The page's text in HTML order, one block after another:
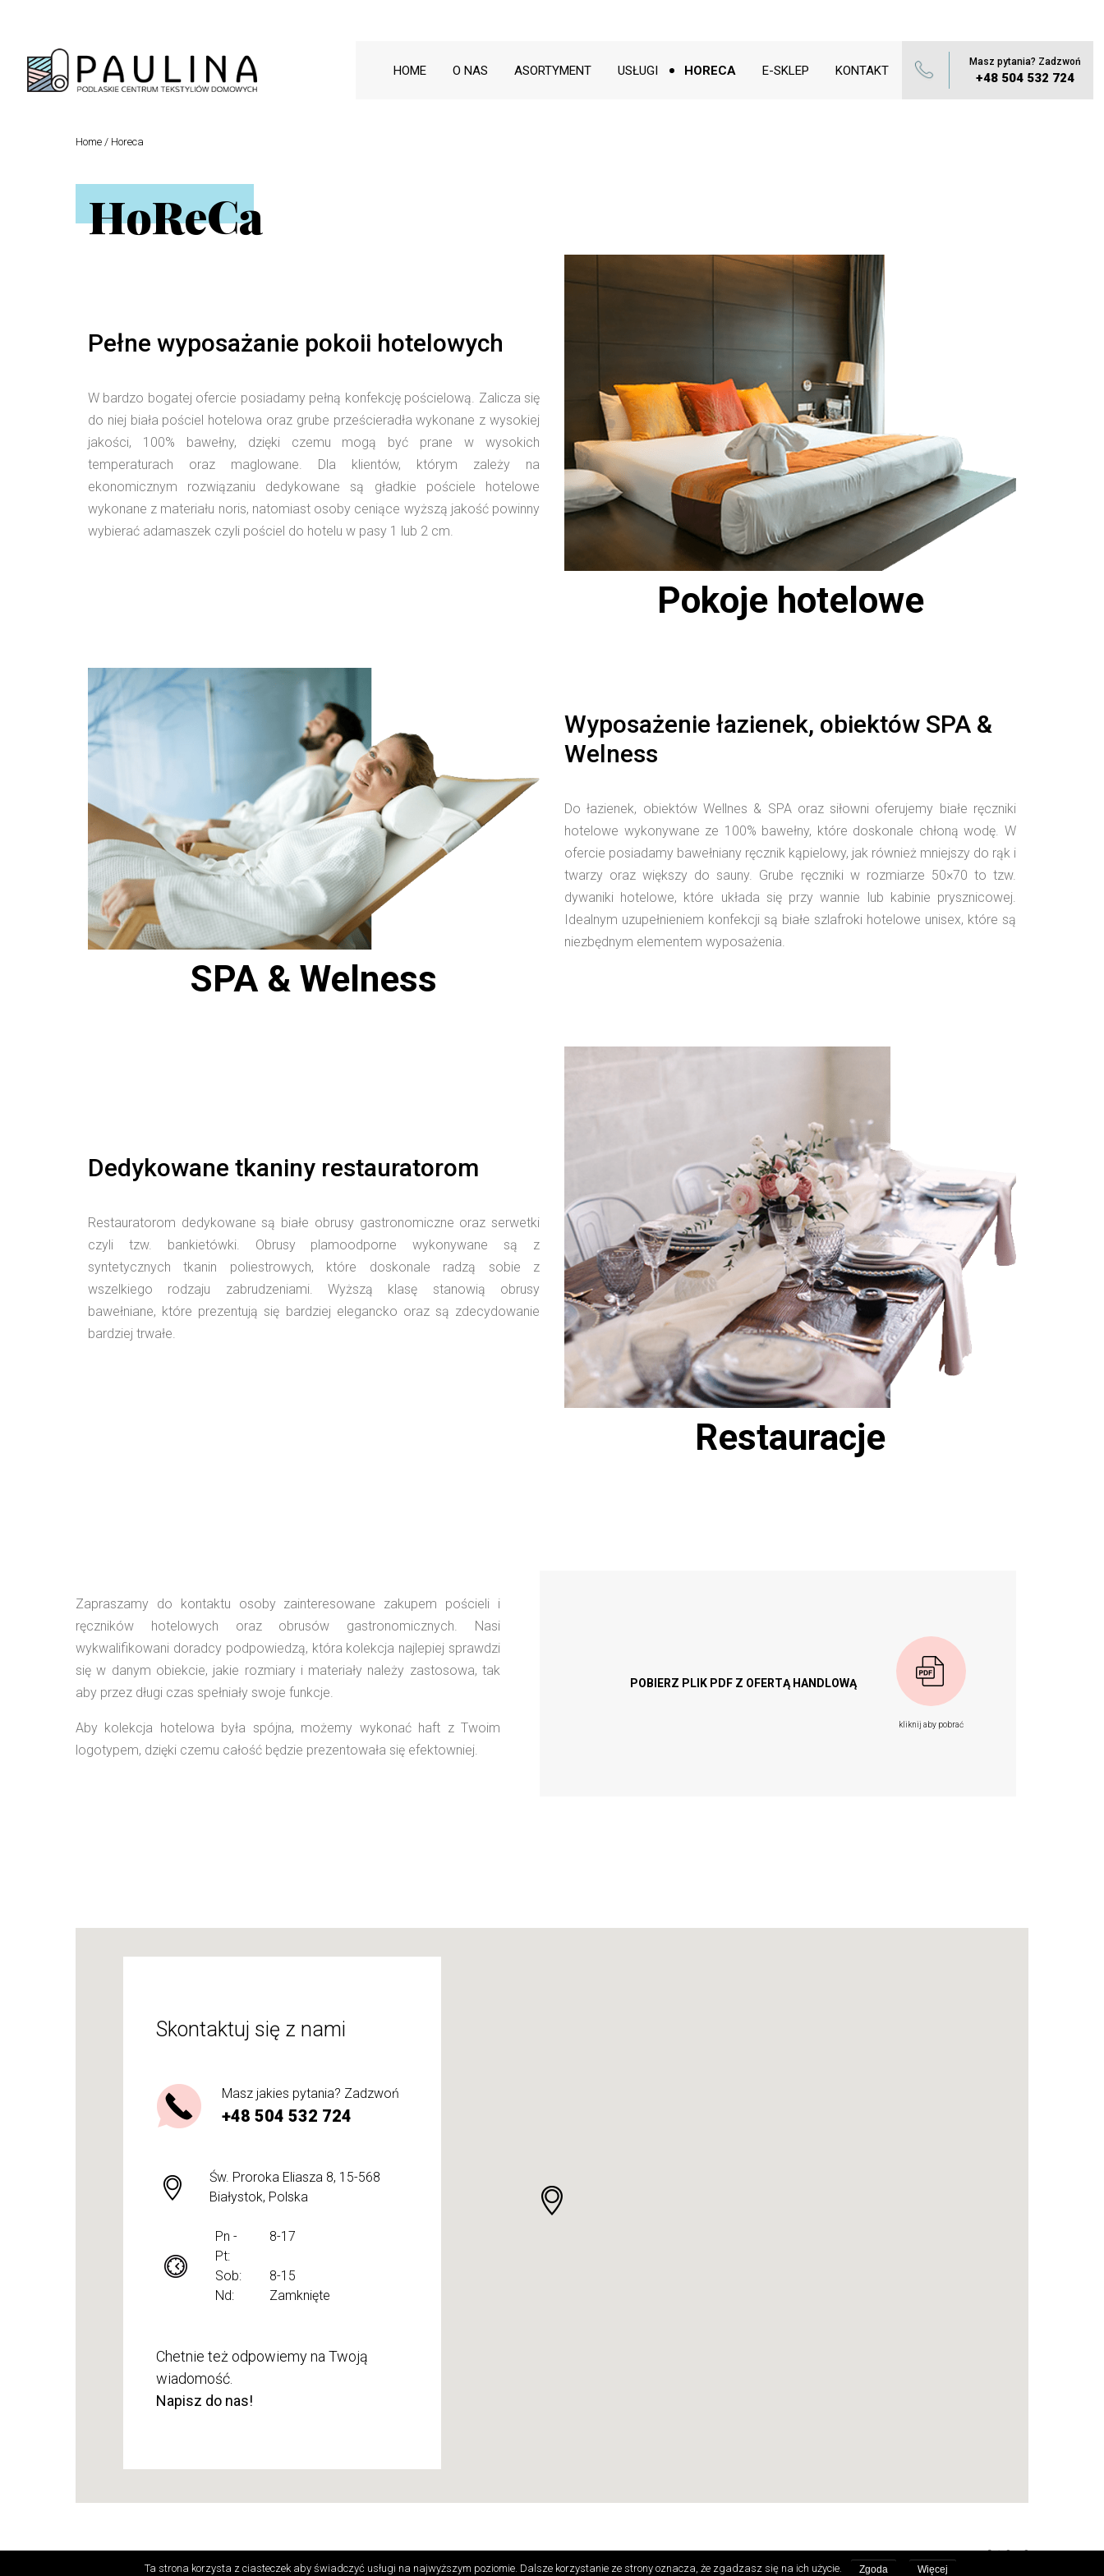
HOME O NAS ASORTYMENT USŁUGI HORECA E-SKLEP KONTAKT
Masz pytania? Zadzwoń
+48 504 532 724
Home / Horeca
HoReCa
Pełne wyposażanie pokoii hotelowych
W bardzo bogatej ofercie posiadamy pełną konfekcję pościelową. Zalicza się
do niej biała pościel hotelowa oraz grube prześcieradła wykonane z wysokiej
jakości, 100% bawełny, dzięki czemu mogą być prane w wysokich
temperaturach oraz maglowane. Dla klientów, którym zależy na
ekonomicznym rozwiązaniu dedykowane są gładkie pościele hotelowe
wykonane z materiału noris, natomiast osoby ceniące wyższą jakość powinny
wybierać adamaszek czyli pościel do hotelu w pasy 1 lub 2 cm.
Pokoje hotelowe
SPA & Welness
Wyposażenie łazienek, obiektów SPA &
Welness
Do łazienek, obiektów Wellnes & SPA oraz siłowni oferujemy białe ręczniki
hotelowe wykonywane ze 100% bawełny, które doskonale chłoną wodę. W
ofercie posiadamy bawełniany ręcznik kąpielowy, jak również mniejszy do rąk i
twarzy oraz większy do sauny. Grube ręczniki w rozmiarze 50×70 to tzw.
dywaniki hotelowe, które układa się przy wannie lub kabinie prysznicowej.
Idealnym uzupełnieniem konfekcji są białe szlafroki hotelowe unisex, które są
niezbędnym elementem wyposażenia.
Dedykowane tkaniny restauratorom
Restauratorom dedykowane są białe obrusy gastronomiczne oraz serwetki
czyli tzw. bankietówki. Obrusy plamoodporne wykonywane są z
syntetycznych tkanin poliestrowych, które doskonale radzą sobie z
wszelkiego rodzaju zabrudzeniami. Wyższą klasę stanowią obrusy
bawełniane, które prezentują się bardziej elegancko oraz są zdecydowanie
bardziej trwałe.
Restauracje
Zapraszamy do kontaktu osoby zainteresowane zakupem pościeli i
ręczników hotelowych oraz obrusów gastronomicznych. Nasi
wykwalifikowani doradcy podpowiedzą, która kolekcja najlepiej sprawdzi
się w danym obiekcie, jakie rozmiary i materiały należy zastosowa, tak
aby przez długi czas spełniały swoje funkcje.
Aby kolekcja hotelowa była spójna, możemy wykonać haft z Twoim
logotypem, dzięki czemu całość będzie prezentowała się efektowniej.
POBIERZ PLIK PDF Z OFERTĄ HANDLOWĄ
kliknij aby pobrać
Skontaktuj się z nami
Masz jakies pytania? Zadzwoń
+48 504 532 724
Św. Proroka Eliasza 8, 15-568
Białystok, Polska
Pn -
Pt:
8-17
Sob:
8-15
Nd:
Zamknięte
Chetnie też odpowiemy na Twoją
wiadomość.
Napisz do nas!
Projekt i wykonanie:
Ta strona korzysta z ciasteczek aby świadczyć usługi na najwyższym poziomie. Dalsze korzystanie ze strony oznacza, że zgadzasz się na ich użycie. Zgoda Więcej